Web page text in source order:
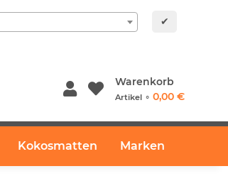
✔
Warenkorb
Artikel ⚬ 0,00 €
Kokosmatten Marken